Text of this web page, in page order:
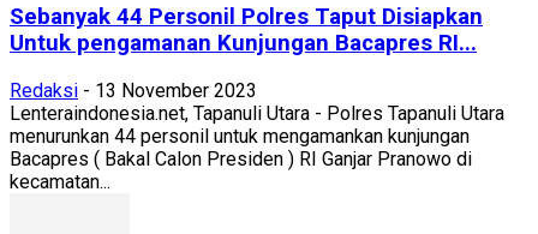
Sebanyak 44 Personil Polres Taput Disiapkan
Untuk pengamanan Kunjungan Bacapres RI...
Redaksi - 13 November 2023
Lenteraindonesia.net, Tapanuli Utara - Polres Tapanuli Utara
menurunkan 44 personil untuk mengamankan kunjungan
Bacapres ( Bakal Calon Presiden ) RI Ganjar Pranowo di
kecamatan...